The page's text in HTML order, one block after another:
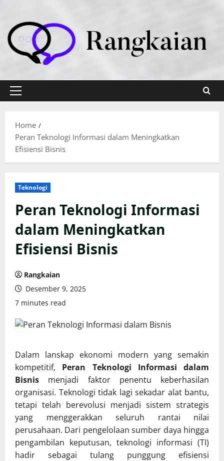
content
Primary
Home
Peran Teknologi Informasi dalam Meningkatkan
Efisiensi Bisnis
Teknologi
Peran Teknologi Informasi
dalam Meningkatkan
Efisiensi Bisnis
Rangkaian
Desember 9, 2025
7 minutes read
Dalam lanskap ekonomi modern yang semakin
kompetitif, Peran Teknologi Informasi dalam
Bisnis menjadi faktor penentu keberhasilan
organisasi. Teknologi tidak lagi sekadar alat bantu,
tetapi telah berevolusi menjadi sistem strategis
yang menggerakkan seluruh rantai nilai
perusahaan. Dari pengelolaan sumber daya hingga
pengambilan keputusan, teknologi informasi (TI)
hadir sebagai tulang punggung efisiensi